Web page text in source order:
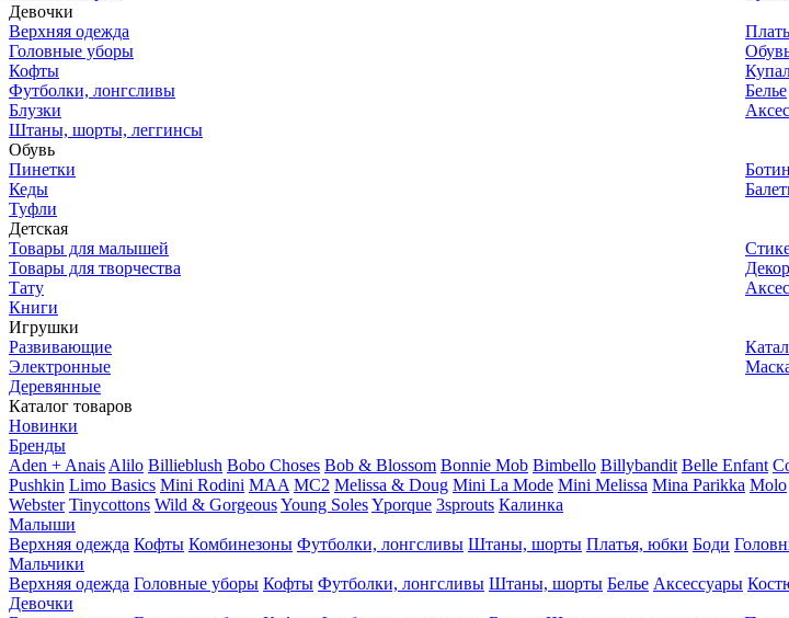
Девочки
Верхняя одежда
Головные уборы
Кофты
Футболки, лонгсливы
Блузки
Штаны, шорты, леггинсы
Белье
Обувь
Пинетки
Кеды
Туфли
Детская
Товары для малышей
Товары для творчества
Тату
Книги
Декор
Игрушки
Развивающие
Электронные
Деревянные
Каталог товаров
Новинки
Бренды
Aden + Anais Alilo Billieblush Bobo Choses Bob & Blossom Bonnie Mob Bimbello Billybandit Belle Enfant
Pushkin Limo Basics Mini Rodini MAA MC2 Melissa & Doug Mini La Mode Mini Melissa Mina Parikka Molo
Webster Tinycottons Wild & GorgeousYoung SolesYporque 3sprouts Калинка
Малыши
Верхняя одежда Кофты Комбинезоны Футболки, лонгсливы Штаны, шорты Платья, юбки Боди
Мальчики
Верхняя одежда Головные уборы Кофты Футболки, лонгсливы Штаны, шорты Белье Аксессуары
Девочки